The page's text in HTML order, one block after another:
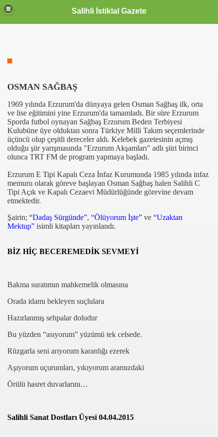
Salihli İstiklal Gazete
OSMAN SAĞBAŞ
1969 yılında Erzurum'da dünyaya gelen Osman Sağbaş ilk, orta
ve lise eğitimini yine Erzurum'da tamamladı. Bir süre Erzurum
Sporda futbol oynayan Sağbaş Erzurum Beden Terbiyesi
Kulubüne üye olduktan sonra Türkiye Milli Takım seçemlerinde
üçüncü olup çeşitli dereceler aldı. Kelebek gazetesinin açmış
olduğu şiir yarışmasında "Erzurum Akşamları" adlı şiiri birinci
olunca TRT FM de program yapmaya başladı.
Erzurum E Tipi Kapalı Ceza İnfaz Kurumunda 1985 yılında infaz
memuru olarak göreve başlayan Osman Sağbaş halen Salihli C
Tipi Açık ve Kapalı Cezaevi Müdürlüğünde görevine devam
etmektedir.
Şairin; “Dadaş Sürgünde”, “Ölüyorum İşte” ve “Uzaktan
Mektup” isimli kitapları yayınlandı.
BİZ HİÇ BECEREMEDİK SEVMEYİ
Bakma suratımın mahkemelik olmasına
Orada idamı bekleyen suçlulara
Hazırlanmış sehpalar doludur
Bu yüzden “asıyorum” yüzümü tek celsede.
Rüzgarla seni arıyorum karanlığı ezerek
Aşıyorum uçurumları, yıkıyorum aramızdaki
Örülü hasret duvarlarını…
Salihli Sanat Dostları Üyesi 04.04.2015